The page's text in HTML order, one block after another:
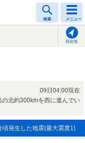
検索 メニュー
現在地
09日04:00現在
北約300kmを西に進んでい
頃発生した地震(最大震度1)